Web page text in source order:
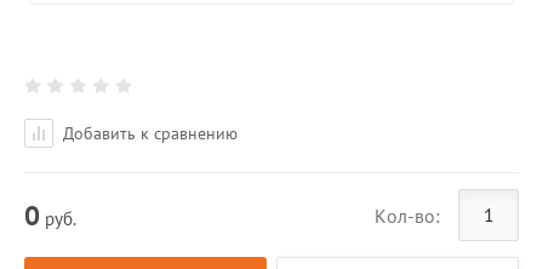
Добавить к сравнению
0 руб. Кол-во: